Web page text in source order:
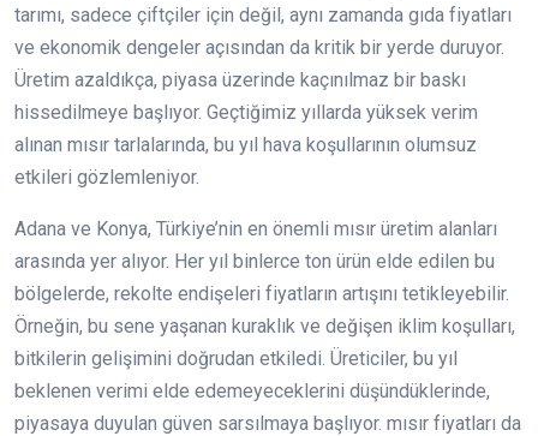
tarımı, sadece çiftçiler için değil, aynı zamanda gıda fiyatları
ve ekonomik dengeler açısından da kritik bir yerde duruyor.
Üretim azaldıkça, piyasa üzerinde kaçınılmaz bir baskı
hissedilmeye başlıyor. Geçtiğimiz yıllarda yüksek verim
alınan mısır tarlalarında, bu yıl hava koşullarının olumsuz
etkileri gözlemleniyor.
Adana ve Konya, Türkiye’nin en önemli mısır üretim alanları
arasında yer alıyor. Her yıl binlerce ton ürün elde edilen bu
bölgelerde, rekolte endişeleri fiyatların artışını tetikleyebilir.
Örneğin, bu sene yaşanan kuraklık ve değişen iklim koşulları,
bitkilerin gelişimini doğrudan etkiledi. Üreticiler, bu yıl
beklenen verimi elde edemeyeceklerini düşündüklerinde,
piyasaya duyulan güven sarsılmaya başlıyor. mısır fiyatları da